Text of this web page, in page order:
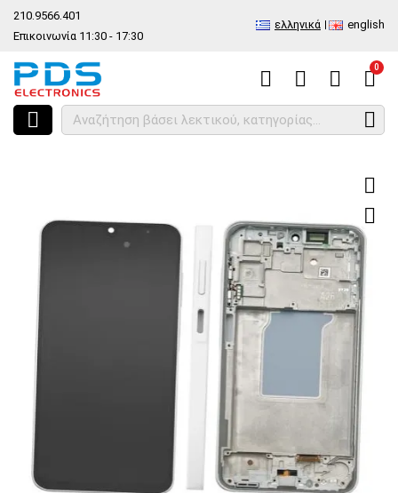
210.9566.401
Επικοινωνία 11:30 - 17:30
ελληνικά english
0
HOME Γνήσια οθόνη σετ Samsung Galaxy A26 5G A266B 2025 White